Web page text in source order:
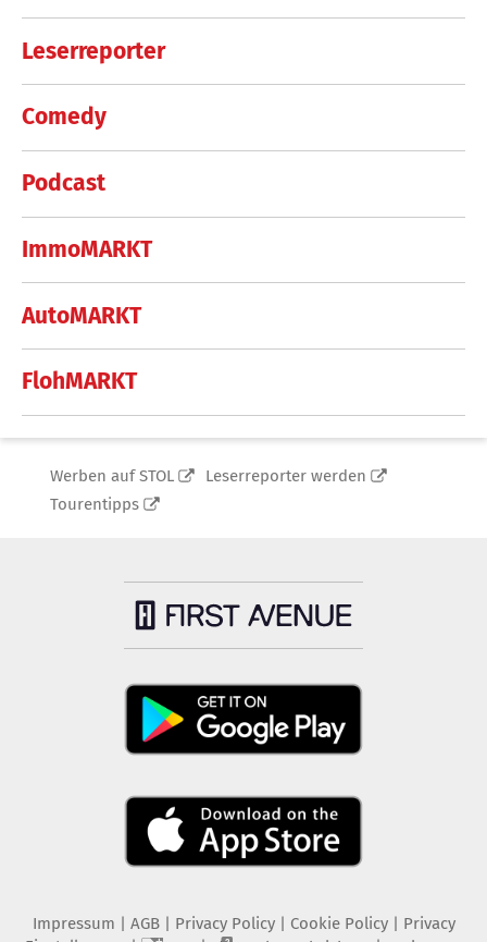
Leserreporter
Comedy
Podcast
ImmoMARKT
AutoMARKT
FlohMARKT
Werben auf STOL
Leserreporter werden
Tourentipps
Impressum | AGB | Privacy Policy| Cookie Policy| Privacy